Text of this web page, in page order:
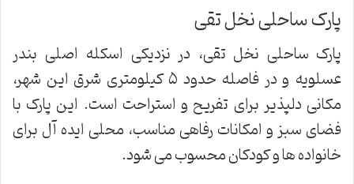
پارک ساحلی نخل تقی
پارک ساحلی نخل تقی، در نزدیکی اسکله اصلی بندر
عسلویه و در فاصله حدود ۵ کیلومتری شرق این شهر،
مکانی دلپذیر برای تفریح و استراحت است. این پارک با
فضای سبز و امکانات رفاهی مناسب، محلی ایده آل برای
خانواده ها و کودکان محسوب می شود.